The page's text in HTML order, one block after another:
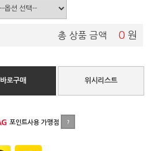
총 상품 금액 0 원
바로구매 위시리스트
포인트사용 가맹점 ?